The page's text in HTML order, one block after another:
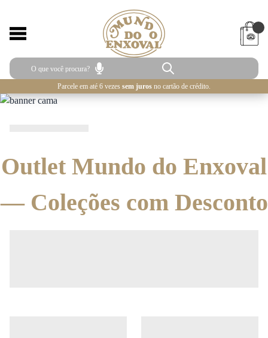
Parcele em até 6 vezes sem juros no cartão de crédito.
Outlet Mundo do Enxoval
— Coleções com Desconto